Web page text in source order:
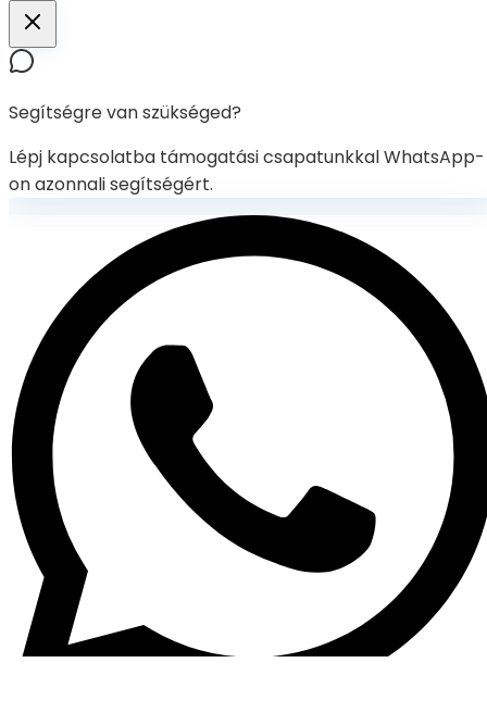
Segítségre van szükséged?
Lépj kapcsolatba támogatási csapatunkkal WhatsApp-
on azonnali segítségért.